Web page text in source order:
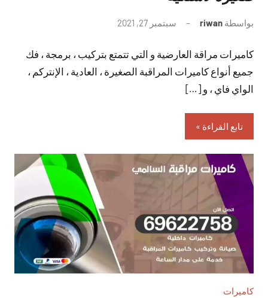
بواسطة riwan سبتمبر 27, 2021
تعليقات
كاميرات مراقة العارضية و التي تتمتع بتركيب ، برمجة ، فك
جميع أنواع كاميرات المراقبة الصغيرة ، العادية ، الإنتركم ،
الواي فاي ، و […]
تابع القراءة
كاميرات